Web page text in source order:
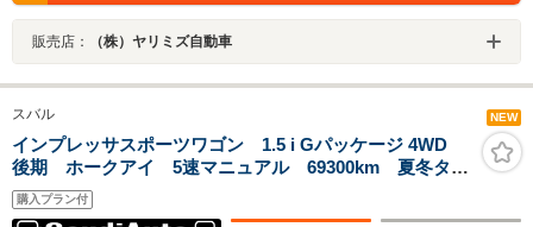
販売店： （株）ヤリミズ自動車
スバル NEW
インプレッサスポーツワゴン 1.5 i Gパッケージ 4WD
後期 ホークアイ 5速マニュアル 69300km 夏冬タイ
ヤ
購入プラン付